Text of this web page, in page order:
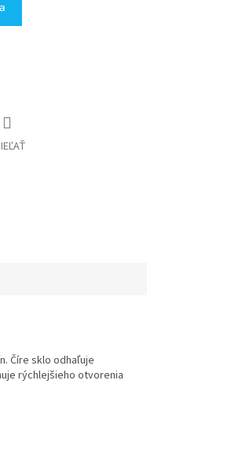
Číre sklo odhaľuje
rýchlejšieho otvorenia